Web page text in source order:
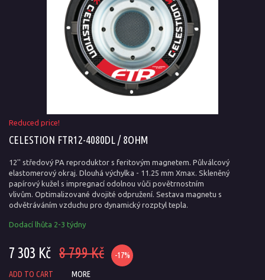
Reduced price!
CELESTION FTR12-4080DL / 8OHM
12'' středový PA reproduktor s feritovým magnetem. Půlválcový
elastomerový okraj. Dlouhá výchylka - 11.25 mm Xmax. Skleněný
papírový kužel s impregnací odolnou vůči povětrnostním
vlivům. Optimalizované dvojité odpružení. Sestava magnetu s
odvětráváním vzduchu pro dynamický rozptyl tepla.
Dodací lhůta 2-3 týdny
7 303 Kč 8 799 Kč -17%
ADD TO CART MORE